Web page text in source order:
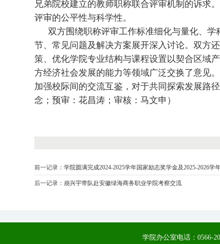
兄弟院校建立的教师职称联合评审机制的诉求
评审的公平性与科学性。
双方围绕职称评审工作标准细化与量化、
节、常见问题及解决方案展开深入讨论。 双方
策、优化学院专业结构与课程设置以契合区域
方经济社会发展的能力等领域广泛交换了意见
加强校际间的交流互鉴，对于共同探索发展路
念；预审：花昌涛；审核：马文申）
前一记录： 学院圆满完成2024-2025学年国家励志奖学金及2025-2026学
后一记录： 崩兴宇带队赴安徽绿海商务职业学院考察交流
学院办公室电话：0566-